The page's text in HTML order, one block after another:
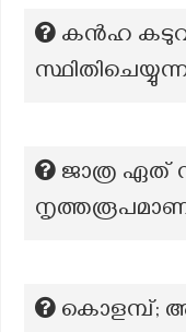
കൻഹ
ജാത്ര ഏത്
കൊളമ്പ്;